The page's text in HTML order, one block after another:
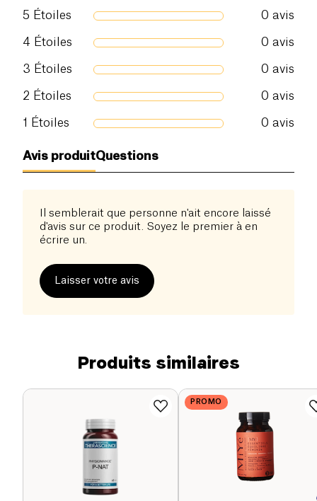
5 Étoiles 0 avis
4 Étoiles 0 avis
3 Étoiles 0 avis
2 Étoiles 0 avis
1 Étoiles 0 avis
Avis produitQuestions
Il semblerait que personne n'ait encore laissé
d'avis sur ce produit. Soyez le premier à en
écrire un.
Laisser votre avis
Produits similaires
PROMO